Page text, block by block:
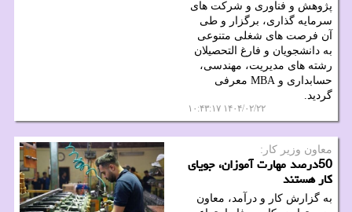
پژوهش و فناوری و شرکت های
سرمایه گذاری، برگزار و طی
آن فرصت های شغلی متنوعی
به دانشجویان و فارغ التحصیلان
رشته های مدیریت، مهندسی،
حسابداری و MBA معرفی
گردید.
۱۴۰۴/۰۲/۲۲ ۱۰:۴۳:۱۷
معاون وزیر كار:
50درصد مهارت آموزان، جویای
کار هستند
به گزارش کار و درآمد، معاون